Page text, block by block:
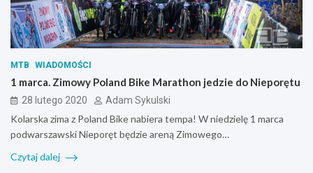
MTB WIADOMOŚCI
1 marca. Zimowy Poland Bike Marathon jedzie do Nieporętu
28 lutego 2020 Adam Sykulski
Kolarska zima z Poland Bike nabiera tempa! W niedzielę 1 marca
podwarszawski Nieporęt będzie areną Zimowego…
Czytaj dalej